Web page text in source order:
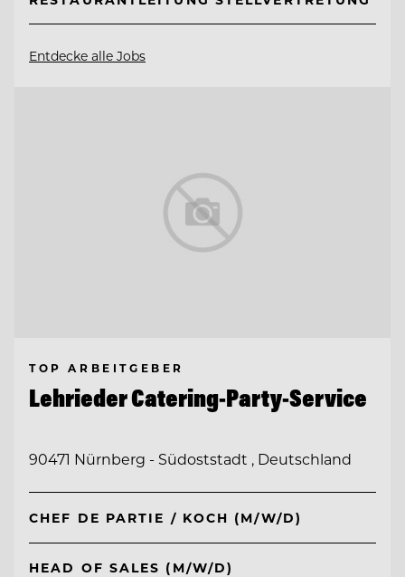
Entdecke alle Jobs
TOP ARBEITGEBER
Lehrieder Catering-Party-Service
90471 Nürnberg - Südoststadt , Deutschland
CHEF DE PARTIE / KOCH (M/W/D)
HEAD OF SALES (M/W/D)